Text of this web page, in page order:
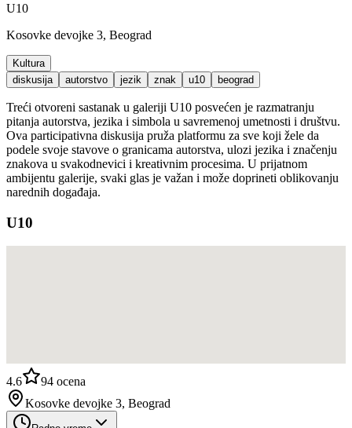
U10
Kosovke devojke 3, Beograd
Kultura
diskusija
autorstvo jezik znak u10 beograd
Treći otvoreni sastanak u galeriji U10 posvećen je razmatranju
pitanja autorstva, jezika i simbola u savremenoj umetnosti i društvu.
Ova participativna diskusija pruža platformu za sve koji žele da
podele svoje stavove o granicama autorstva, ulozi jezika i značenju
znakova u svakodnevici i kreativnim procesima. U prijatnom
ambijentu galerije, svaki glas je važan i može doprineti oblikovanju
narednih događaja.
U10
4.6 94 ocena
Kosovke devojke 3, Beograd